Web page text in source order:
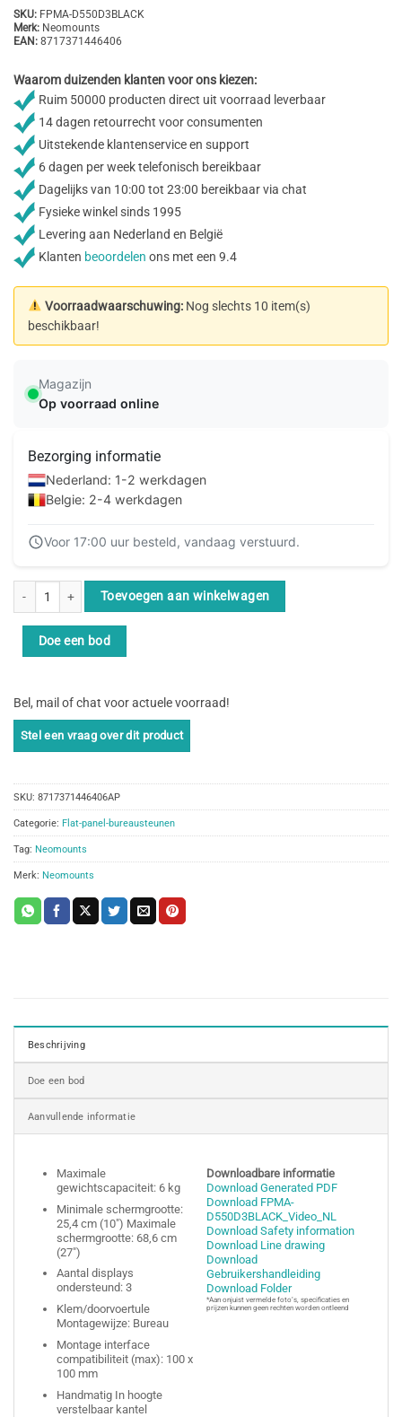
SKU: FPMA-D550D3BLACK
Merk: Neomounts
EAN: 8717371446406
Waarom duizenden klanten voor ons kiezen:
Ruim 50000 producten direct uit voorraad leverbaar
14 dagen retourrecht voor consumenten
Uitstekende klantenservice en support
6 dagen per week telefonisch bereikbaar
Dagelijks van 10:00 tot 23:00 bereikbaar via chat
Fysieke winkel sinds 1995
Levering aan Nederland en België
Klanten beoordelen ons met een 9.4
Voorraadwaarschuwing: Nog slechts 10 item(s)
beschikbaar!
Magazijn
Op voorraad online
Bezorging informatie
Nederland: 1-2 werkdagen
Belgie: 2-4 werkdagen
Voor 17:00 uur besteld, vandaag verstuurd.
Neomounts FPMA-D550D3BLACK Monitorarm 10-27" aantal
Toevoegen aan winkelwagen
Doe een bod
Bel, mail of chat voor actuele voorraad!
SKU: 8717371446406AP
Categorie: Flat-panel-bureausteunen
Tag: Neomounts
Merk: Neomounts
Beschrijving
Doe een bod
Aanvullende informatie
Maximale
gewichtscapaciteit: 6 kg
Minimale schermgrootte:
25,4 cm (10″) Maximale
schermgrootte: 68,6 cm
(27″)
Aantal displays
ondersteund: 3
Klem/doorvoertule
Montagewijze: Bureau
Montage interface
compatibiliteit (max): 100 x
100 mm
Handmatig In hoogte
verstelbaar kantel
Downloadbare informatie
Download Generated PDF
Download FPMA-
D550D3BLACK_Video_NL
Download Safety information
Download Line drawing
Download
Gebruikershandleiding
Download Folder
*Aan onjuist vermelde foto’s, specificaties en
prijzen kunnen geen rechten worden ontleend